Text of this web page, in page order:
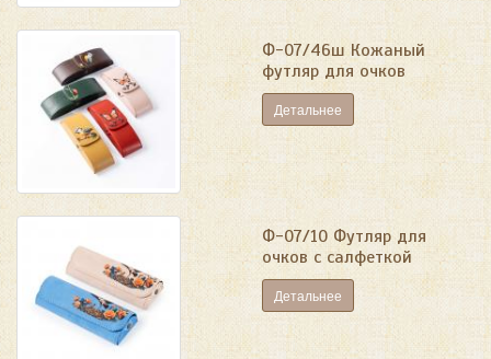
Ф-07/46ш Кожаный
футляр для очков
Детальнее
Ф-07/10 Футляр для
очков с салфеткой
Детальнее